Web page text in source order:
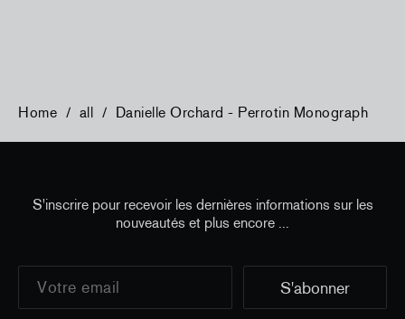
Home / all / Danielle Orchard - Perrotin Monograph
S'inscrire pour recevoir les dernières informations sur les
nouveautés et plus encore ...